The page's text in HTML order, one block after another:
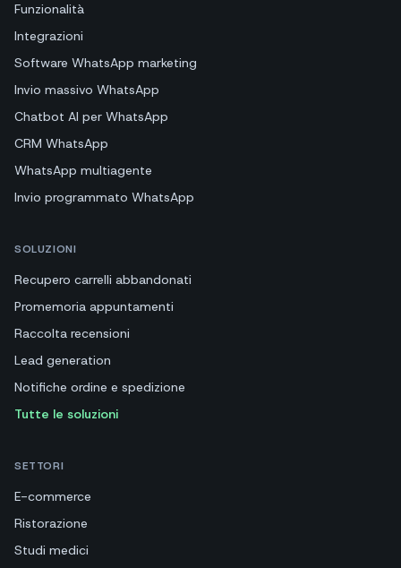
Funzionalità
Integrazioni
Software WhatsApp marketing
Invio massivo WhatsApp
Chatbot AI per WhatsApp
CRM WhatsApp
WhatsApp multiagente
Invio programmato WhatsApp
SOLUZIONI
Recupero carrelli abbandonati
Promemoria appuntamenti
Raccolta recensioni
Lead generation
Notifiche ordine e spedizione
Tutte le soluzioni
SETTORI
E-commerce
Ristorazione
Studi medici